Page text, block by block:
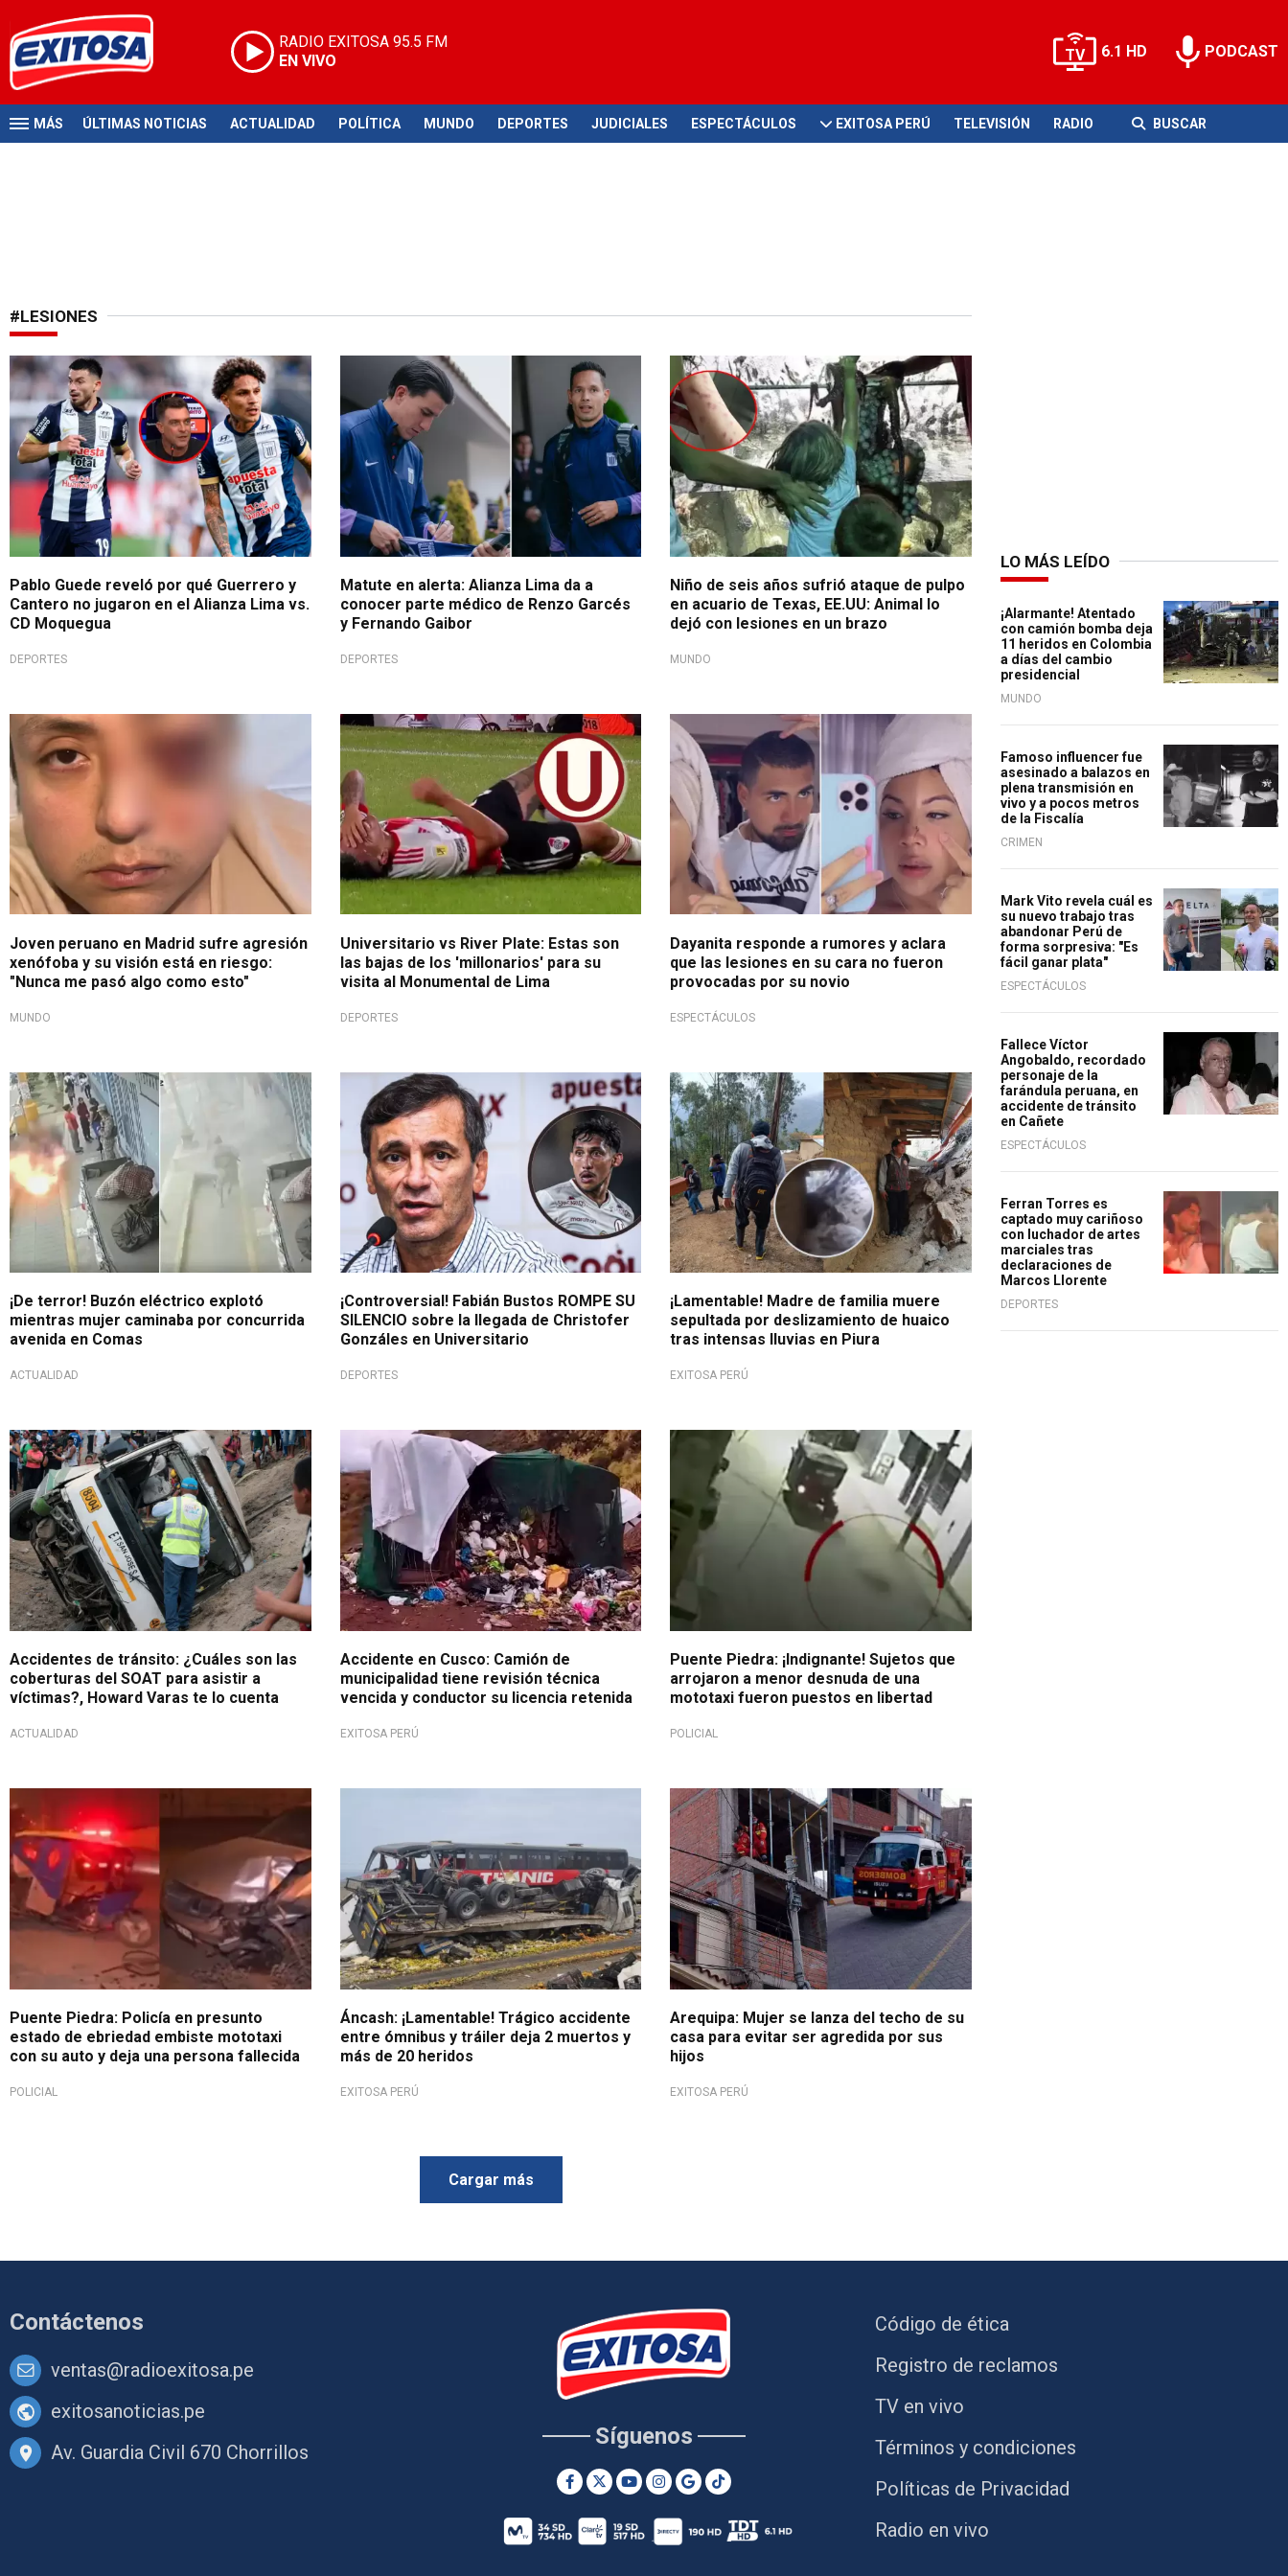
RADIO EXITOSA 95.5 FM
EN VIVO
6.1 HD PODCAST
MÁS ÚLTIMAS NOTICIAS ACTUALIDAD POLÍTICA MUNDO DEPORTES JUDICIALES ESPECTÁCULOS EXITOSA PERÚ TELEVISIÓN RADIO BUSCAR
#LESIONES
Ausencias clave
Pablo Guede reveló por qué Guerrero y
Cantero no jugaron en el Alianza Lima vs.
CD Moquegua
DEPORTES
Duras bajas
Matute en alerta: Alianza Lima da a
conocer parte médico de Renzo Garcés
y Fernando Gaibor
DEPORTES
Pasó un susto
Niño de seis años sufrió ataque de pulpo
en acuario de Texas, EE.UU: Animal lo
dejó con lesiones en un brazo
MUNDO
España
Joven peruano en Madrid sufre agresión
xenófoba y su visión está en riesgo:
"Nunca me pasó algo como esto"
MUNDO
Equipo argentino diezmado
Universitario vs River Plate: Estas son
las bajas de los 'millonarios' para su
visita al Monumental de Lima
DEPORTES
Todo explicado
Dayanita responde a rumores y aclara
que las lesiones en su cara no fueron
provocadas por su novio
ESPECTÁCULOS
Lamentable suceso
¡De terror! Buzón eléctrico explotó
mientras mujer caminaba por concurrida
avenida en Comas
ACTUALIDAD
¿Por qué salió de la 'U'?
¡Controversial! Fabián Bustos ROMPE SU
SILENCIO sobre la llegada de Christofer
Gonzáles en Universitario
DEPORTES
Importante
¡Lamentable! Madre de familia muere
sepultada por deslizamiento de huaico
tras intensas lluvias en Piura
EXITOSA PERÚ
Importante
Accidentes de tránsito: ¿Cuáles son las
coberturas del SOAT para asistir a
víctimas?, Howard Varas te lo cuenta
ACTUALIDAD
Administración municipal
Accidente en Cusco: Camión de
municipalidad tiene revisión técnica
vencida y conductor su licencia retenida
EXITOSA PERÚ
Importante
Puente Piedra: ¡Indignante! Sujetos que
arrojaron a menor desnuda de una
mototaxi fueron puestos en libertad
POLICIAL
Lamentable siniestro
Puente Piedra: Policía en presunto
estado de ebriedad embiste mototaxi
con su auto y deja una persona fallecida
POLICIAL
Áncash: ¡Lamentable! Trágico accidente
entre ómnibus y tráiler deja 2 muertos y
más de 20 heridos
EXITOSA PERÚ
Mujer no denunció a sus hijos
Arequipa: Mujer se lanza del techo de su
casa para evitar ser agredida por sus
hijos
EXITOSA PERÚ
Cargar más
LO MÁS LEÍDO
¡Alarmante! Atentado
con camión bomba deja
11 heridos en Colombia
a días del cambio
presidencial
MUNDO
Famoso influencer fue
asesinado a balazos en
plena transmisión en
vivo y a pocos metros
de la Fiscalía
CRIMEN
Mark Vito revela cuál es
su nuevo trabajo tras
abandonar Perú de
forma sorpresiva: "Es
fácil ganar plata"
ESPECTÁCULOS
Fallece Víctor
Angobaldo, recordado
personaje de la
farándula peruana, en
accidente de tránsito
en Cañete
ESPECTÁCULOS
Ferran Torres es
captado muy cariñoso
con luchador de artes
marciales tras
declaraciones de
Marcos Llorente
DEPORTES
Contáctenos
ventas@radioexitosa.pe
exitosanoticias.pe
Av. Guardia Civil 670 Chorrillos
Síguenos
Código de ética
Registro de reclamos
TV en vivo
Términos y condiciones
Políticas de Privacidad
Radio en vivo